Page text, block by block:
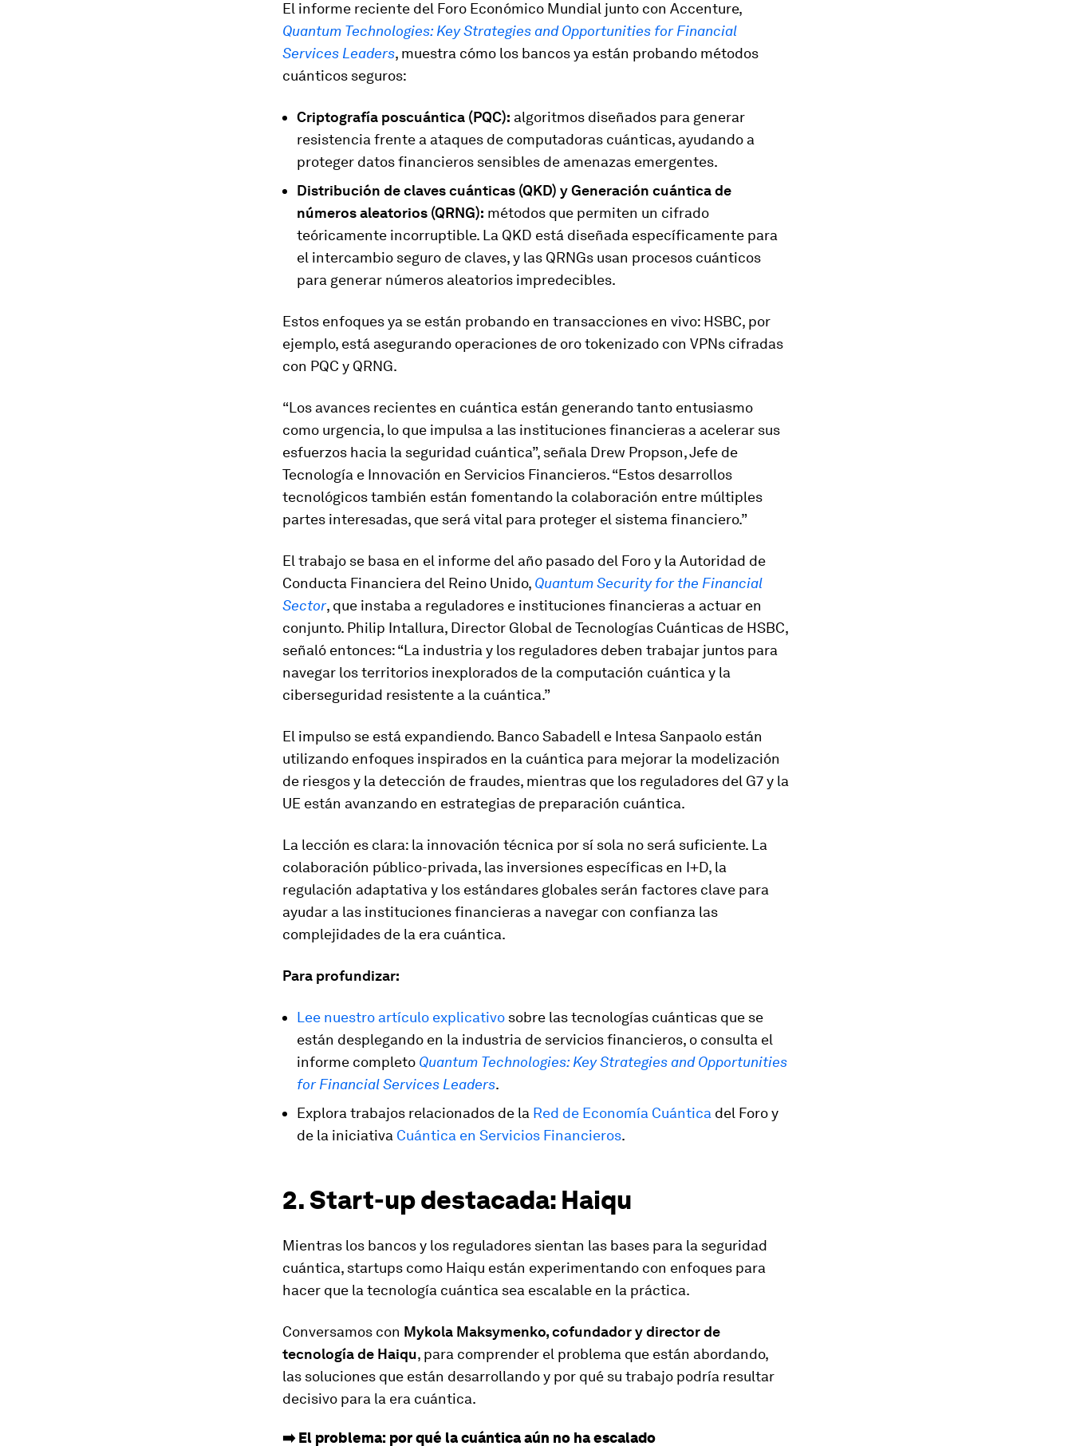
El informe reciente del Foro Económico Mundial junto con Accenture,
Quantum Technologies: Key Strategies and Opportunities for Financial
Services Leaders, muestra cómo los bancos ya están probando métodos
cuánticos seguros:
Criptografía poscuántica (PQC): algoritmos diseñados para generar
resistencia frente a ataques de computadoras cuánticas, ayudando a
proteger datos financieros sensibles de amenazas emergentes.
Distribución de claves cuánticas (QKD) y Generación cuántica de
números aleatorios (QRNG): métodos que permiten un cifrado
teóricamente incorruptible. La QKD está diseñada específicamente para
el intercambio seguro de claves, y las QRNGs usan procesos cuánticos
para generar números aleatorios impredecibles.
Estos enfoques ya se están probando en transacciones en vivo: HSBC, por
ejemplo, está asegurando operaciones de oro tokenizado con VPNs cifradas
con PQC y QRNG.
“Los avances recientes en cuántica están generando tanto entusiasmo
como urgencia, lo que impulsa a las instituciones financieras a acelerar sus
esfuerzos hacia la seguridad cuántica”, señala Drew Propson, Jefe de
Tecnología e Innovación en Servicios Financieros. “Estos desarrollos
tecnológicos también están fomentando la colaboración entre múltiples
partes interesadas, que será vital para proteger el sistema financiero.”
El trabajo se basa en el informe del año pasado del Foro y la Autoridad de
Conducta Financiera del Reino Unido, Quantum Security for the Financial
Sector, que instaba a reguladores e instituciones financieras a actuar en
conjunto. Philip Intallura, Director Global de Tecnologías Cuánticas de HSBC,
señaló entonces: “La industria y los reguladores deben trabajar juntos para
navegar los territorios inexplorados de la computación cuántica y la
ciberseguridad resistente a la cuántica.”
El impulso se está expandiendo. Banco Sabadell e Intesa Sanpaolo están
utilizando enfoques inspirados en la cuántica para mejorar la modelización
de riesgos y la detección de fraudes, mientras que los reguladores del G7 y la
UE están avanzando en estrategias de preparación cuántica.
La lección es clara: la innovación técnica por sí sola no será suficiente. La
colaboración público-privada, las inversiones específicas en I+D, la
regulación adaptativa y los estándares globales serán factores clave para
ayudar a las instituciones financieras a navegar con confianza las
complejidades de la era cuántica.
Para profundizar:
Lee nuestro artículo explicativo sobre las tecnologías cuánticas que se
están desplegando en la industria de servicios financieros, o consulta el
informe completo Quantum Technologies: Key Strategies and Opportunities
for Financial Services Leaders.
Explora trabajos relacionados de la Red de Economía Cuántica del Foro y
de la iniciativa Cuántica en Servicios Financieros.
2. Start-up destacada: Haiqu
Mientras los bancos y los reguladores sientan las bases para la seguridad
cuántica, startups como Haiqu están experimentando con enfoques para
hacer que la tecnología cuántica sea escalable en la práctica.
Conversamos con Mykola Maksymenko, cofundador y director de
tecnología de Haiqu, para comprender el problema que están abordando,
las soluciones que están desarrollando y por qué su trabajo podría resultar
decisivo para la era cuántica.
➡️ El problema: por qué la cuántica aún no ha escalado